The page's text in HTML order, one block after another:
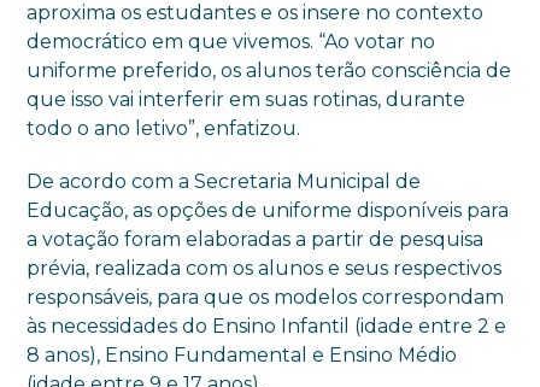
aproxima os estudantes e os insere no contexto
democrático em que vivemos. “Ao votar no
uniforme preferido, os alunos terão consciência de
que isso vai interferir em suas rotinas, durante
todo o ano letivo”, enfatizou.
De acordo com a Secretaria Municipal de
Educação, as opções de uniforme disponíveis para
a votação foram elaboradas a partir de pesquisa
prévia, realizada com os alunos e seus respectivos
responsáveis, para que os modelos correspondam
às necessidades do Ensino Infantil (idade entre 2 e
8 anos), Ensino Fundamental e Ensino Médio